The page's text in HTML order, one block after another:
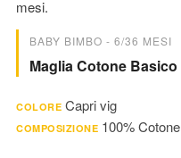
mesi.
BABY BIMBO - 6/36 MESI
Maglia Cotone Basico
COLORE Capri vig
COMPOSIZIONE 100% Cotone